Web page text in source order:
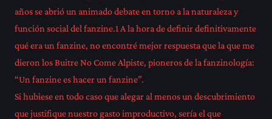
años se abrió un animado debate en torno a la naturaleza y
función social del fanzine.1 A la hora de definir definitivamente
qué era un fanzine, no encontré mejor respuesta que la que me
dieron los Buitre No Come Alpiste, pioneros de la fanzinología:
“Un fanzine es hacer un fanzine”.
Si hubiese en todo caso que alegar al menos un descubrimiento
que justifique nuestro gasto improductivo, sería el que